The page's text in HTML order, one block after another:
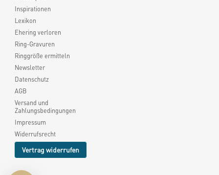
Inspirationen
Lexikon
Ehering verloren
Ring-Gravuren
Ringgröße ermitteln
Newsletter
Datenschutz
AGB
Versand und
Zahlungsbedingungen
Impressum
Widerrufsrecht
Vertrag widerrufen